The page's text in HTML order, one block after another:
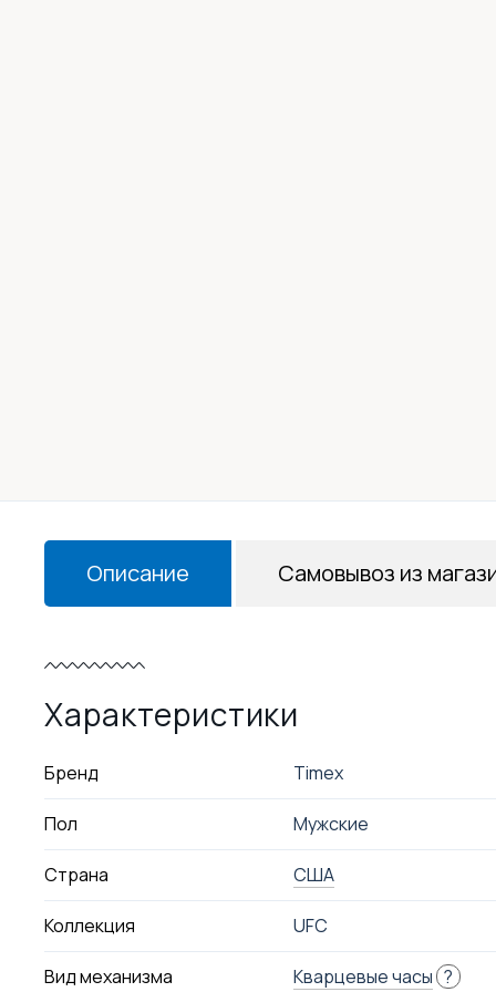
Описание
Характеристики
Бренд Timex
Пол Мужские
Страна США
Коллекция UFC
Вид механизма Кварцевые часы ?
Самовывоз из